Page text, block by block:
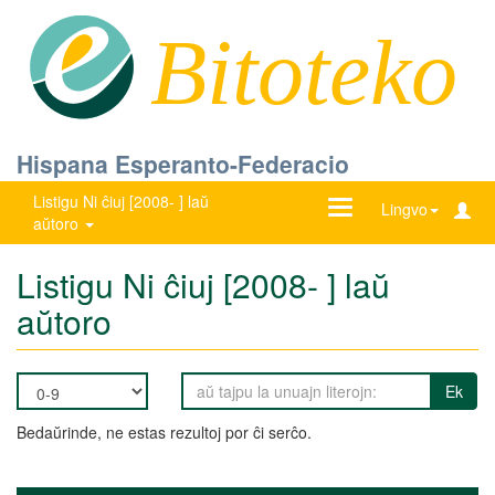
Bitoteko
Hispana Esperanto-Federacio
Listigu Ni ĉiuj [2008- ] laŭ
aŭtoro
Lingvo
Ŝanĝu
Listigu Ni ĉiuj [2008- ] laŭ
aŭtoro
Ek
Bedaŭrinde, ne estas rezultoj por ĉi serĉo.